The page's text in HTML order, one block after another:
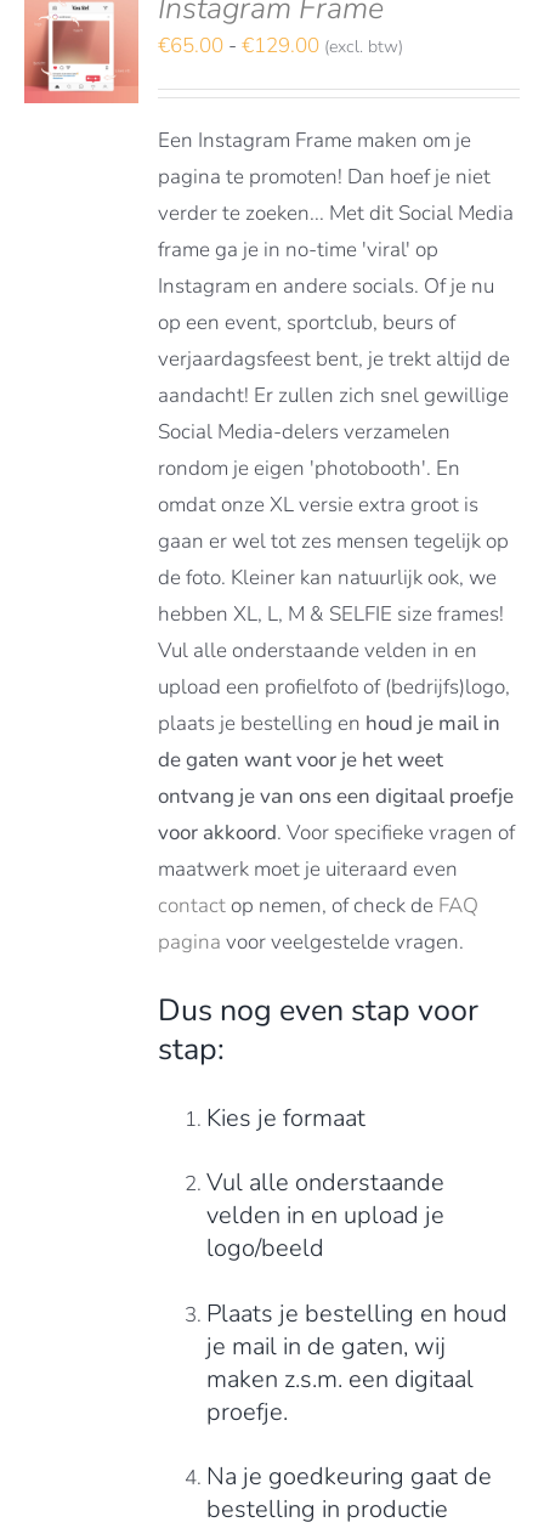
Instagram Frame
€65.00 - €129.00Prijsklasse:
€129.00
(excl. btw)
Een Instagram Frame maken om je
pagina te promoten! Dan hoef je niet
verder te zoeken... Met dit Social Media
frame ga je in no-time 'viral' op
Instagram en andere socials. Of je nu
op een event, sportclub, beurs of
verjaardagsfeest bent, je trekt altijd de
aandacht! Er zullen zich snel gewillige
Social Media-delers verzamelen
rondom je eigen 'photobooth'. En
omdat onze XL versie extra groot is
gaan er wel tot zes mensen tegelijk op
de foto. Kleiner kan natuurlijk ook, we
hebben XL, L, M & SELFIE size frames!
Vul alle onderstaande velden in en
upload een profielfoto of (bedrijfs)logo,
plaats je bestelling en houd je mail in
de gaten want voor je het weet
ontvang je van ons een digitaal proefje
voor akkoord. Voor specifieke vragen of
maatwerk moet je uiteraard even
contactop nemen, of check de FAQ
pagina voor veelgestelde vragen.
Dus nog even stap voor
stap:
Kies je formaat
Vul alle onderstaande
velden in en upload je
logo/beeld
Plaats je bestelling en houd
je mail in de gaten, wij
maken z.s.m. een digitaal
proefje.
Na je goedkeuring gaat de
bestelling in productie